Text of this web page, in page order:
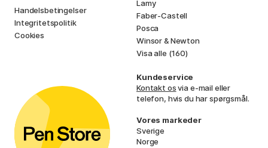
Handelsbetingelser
Integritetspolitik
Cookies
Lamy
Faber-Castell
Posca
Winsor & Newton
Visa alle (160)
Kundeservice
Kontakt osvia e-mail eller
telefon, hvis du har spørgsmål.
Vores markeder
Sverige
Norge